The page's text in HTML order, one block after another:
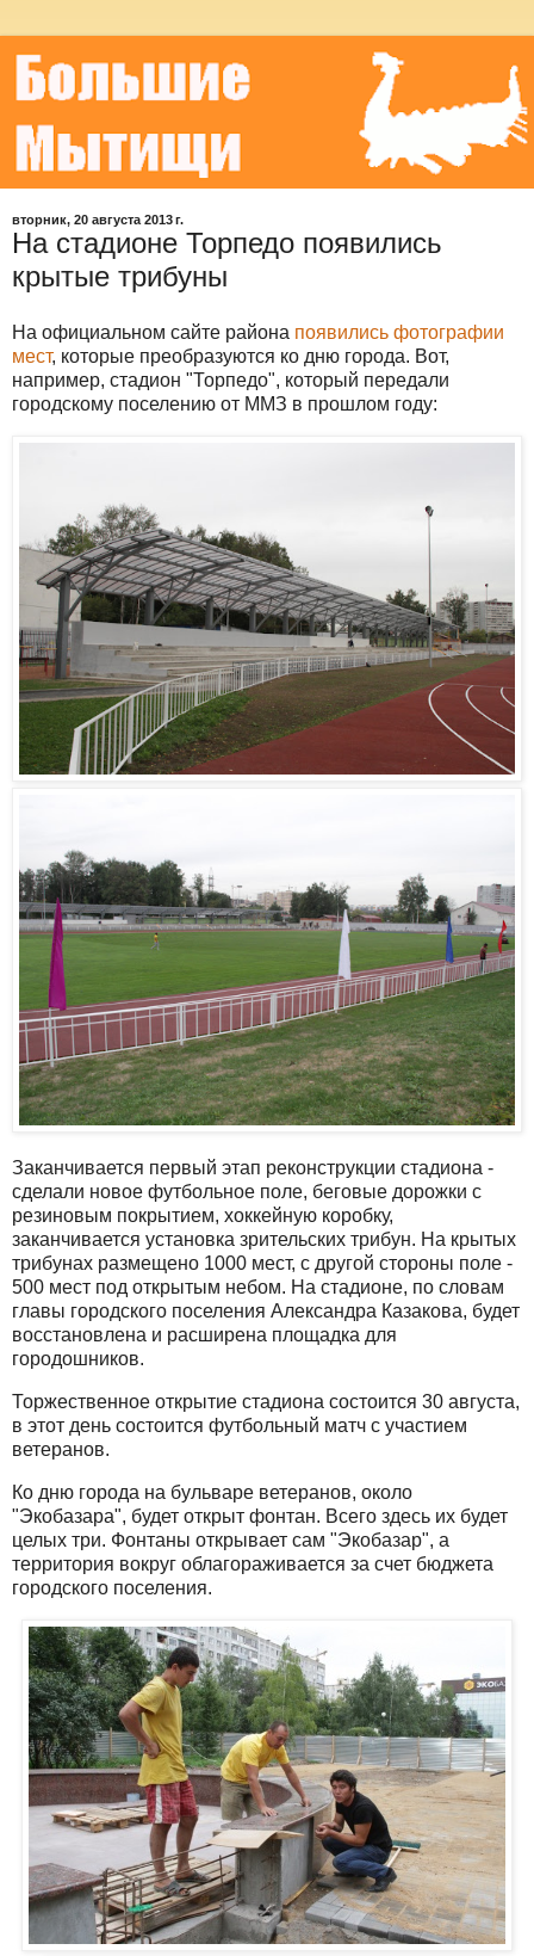
вторник, 20 августа 2013 г.
На стадионе Торпедо появились
крытые трибуны
На официальном сайте района появились фотографии
мест, которые преобразуются ко дню города. Вот,
например, стадион "Торпедо", который передали
городскому поселению от ММЗ в прошлом году:
Заканчивается первый этап реконструкции стадиона -
сделали новое футбольное поле, беговые дорожки с
резиновым покрытием, хоккейную коробку,
заканчивается установка зрительских трибун. На крытых
трибунах размещено 1000 мест, с другой стороны поле -
500 мест под открытым небом. На стадионе, по словам
главы городского поселения Александра Казакова, будет
восстановлена и расширена площадка для
городошников.
Торжественное открытие стадиона состоится 30 августа,
в этот день состоится футбольный матч с участием
ветеранов.
Ко дню города на бульваре ветеранов, около
"Экобазара", будет открыт фонтан. Всего здесь их будет
целых три. Фонтаны открывает сам "Экобазар", а
территория вокруг облагораживается за счет бюджета
городского поселения.